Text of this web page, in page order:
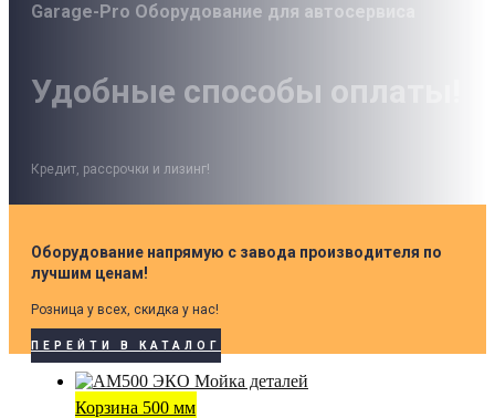
Garage-Pro Оборудование для автосервиса
Удобные способы оплаты!
Кредит, рассрочки и лизинг!
Оборудование напрямую с завода производителя по
лучшим ценам!
Розница у всех, скидка у нас!
ПЕРЕЙТИ В КАТАЛОГ
Корзина 500 мм